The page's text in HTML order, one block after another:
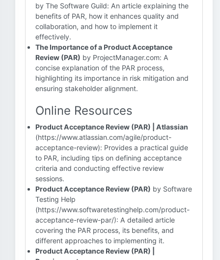
by The Software Guild: An article explaining the
benefits of PAR, how it enhances quality and
collaboration, and how to implement it
effectively.
The Importance of a Product Acceptance
Review (PAR) by ProjectManager.com: A
concise explanation of the PAR process,
highlighting its importance in risk mitigation and
ensuring stakeholder alignment.
Online Resources
Product Acceptance Review (PAR) | Atlassian
(https://www.atlassian.com/agile/product-
acceptance-review): Provides a practical guide
to PAR, including tips on defining acceptance
criteria and conducting effective review
sessions.
Product Acceptance Review (PAR) by Software
Testing Help
(https://www.softwaretestinghelp.com/product-
acceptance-review-par/): A detailed article
covering the PAR process, its benefits, and
different approaches to implementing it.
Product Acceptance Review (PAR) |